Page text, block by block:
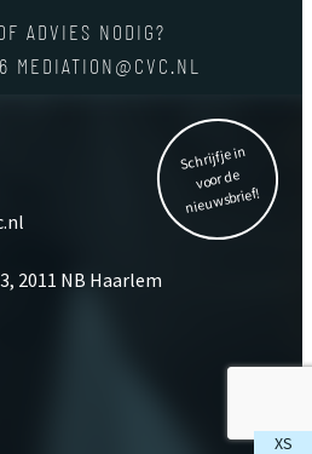
ADVIES NODIG?
MEDIATION@CVC.NL
2011 NB Haarlem
Schrijf je in
voor de
nieuwsbrief!
XS